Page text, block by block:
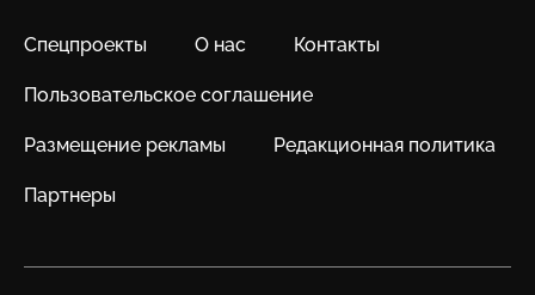
Спецпроекты О нас Контакты
Пользовательское соглашение
Размещение рекламы Редакционная политика
Партнеры